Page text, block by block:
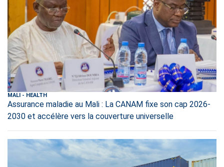
MALI - HEALTH
Assurance maladie au Mali : La CANAM fixe son cap 2026-
2030 et accélère vers la couverture universelle